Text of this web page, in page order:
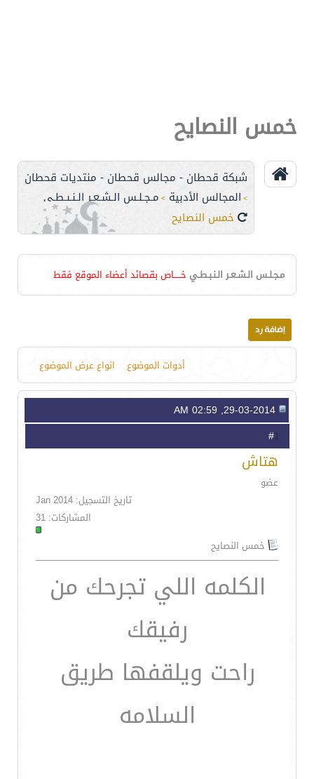
خمس النصايح
شبكة قحطان - مجالس قحطان - منتديات قحطان
> المجالس الأدبية > مـجـلـس الـشـعـر الـنـبـطـي
خمس النصايح
مـجـلـس الـشـعـر الـنـبـطـي خـــــاص بقصائد أعضاء الموقع فقط
أدوات الموضوع انواع عرض الموضوع
1
هتاش
عضو
تاريخ التسجيل: Jan 2014
المشاركات: 31
خمس النصايح
الكلمه اللي تجرحك من
رفيقك
راحت ويلقفها طريق
السلامه